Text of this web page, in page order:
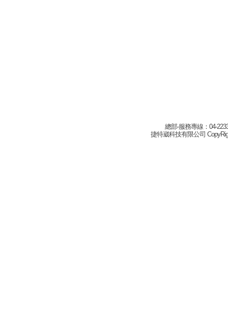
總部-服務專線：04-
捷特崴科技有限公司